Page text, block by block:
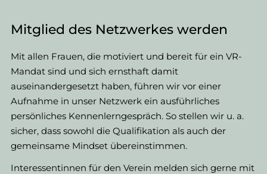
Mitglied des Netzwerkes werden
Mit allen Frauen, die motiviert und bereit für ein VR-
Mandat sind und sich ernsthaft damit
auseinandergesetzt haben, führen wir vor einer
Aufnahme in unser Netzwerk ein ausführliches
persönliches Kennenlerngespräch. So stellen wir u. a.
sicher, dass sowohl die Qualifikation als auch der
gemeinsame Mindset übereinstimmen.
Interessentinnen für den Verein melden sich gerne mit